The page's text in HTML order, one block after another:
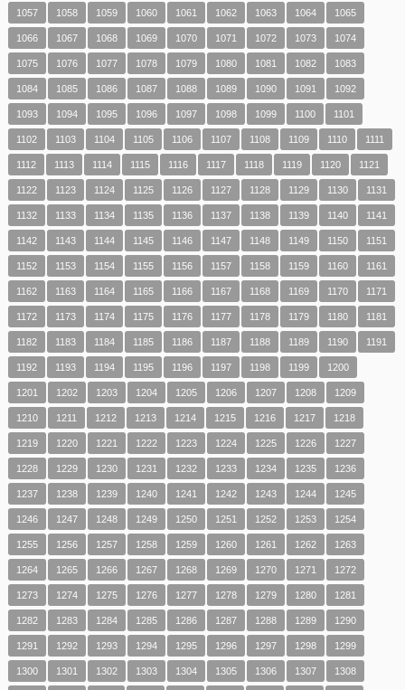
1057 1058 1059 1060 1061 1062 1063 1064 1065
1066 1067 1068 1069 1070 1071 1072 1073 1074
1075 1076 1077 1078 1079 1080 1081 1082 1083
1084 1085 1086 1087 1088 1089 1090 1091 1092
1093 1094 1095 1096 1097 1098 1099 1100 1101
1102 1103 1104 1105 1106 1107 1108 1109 1110 1111
1112 1113 1114 1115 1116 1117 1118 1119 1120 1121
1122 1123 1124 1125 1126 1127 1128 1129 1130 1131
1132 1133 1134 1135 1136 1137 1138 1139 1140 1141
1142 1143 1144 1145 1146 1147 1148 1149 1150 1151
1152 1153 1154 1155 1156 1157 1158 1159 1160 1161
1162 1163 1164 1165 1166 1167 1168 1169 1170 1171
1172 1173 1174 1175 1176 1177 1178 1179 1180 1181
1182 1183 1184 1185 1186 1187 1188 1189 1190 1191
1192 1193 1194 1195 1196 1197 1198 1199 1200
1201 1202 1203 1204 1205 1206 1207 1208 1209
1210 1211 1212 1213 1214 1215 1216 1217 1218
1219 1220 1221 1222 1223 1224 1225 1226 1227
1228 1229 1230 1231 1232 1233 1234 1235 1236
1237 1238 1239 1240 1241 1242 1243 1244 1245
1246 1247 1248 1249 1250 1251 1252 1253 1254
1255 1256 1257 1258 1259 1260 1261 1262 1263
1264 1265 1266 1267 1268 1269 1270 1271 1272
1273 1274 1275 1276 1277 1278 1279 1280 1281
1282 1283 1284 1285 1286 1287 1288 1289 1290
1291 1292 1293 1294 1295 1296 1297 1298 1299
1300 1301 1302 1303 1304 1305 1306 1307 1308